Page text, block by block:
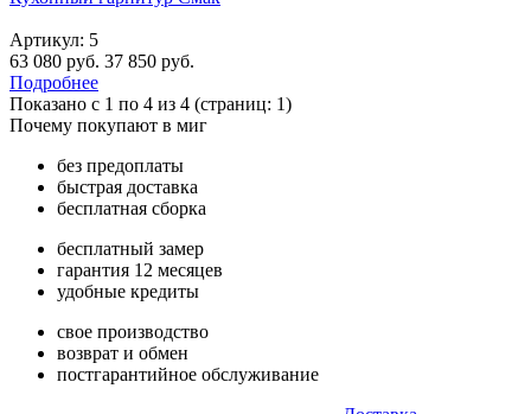
Артикул: 5
63 080 руб. 37 850 руб.
Подробнее
Показано с 1 по 4 из 4 (страниц: 1)
Почему покупают в миг
без предоплаты
быстрая доставка
бесплатная сборка
бесплатный замер
гарантия 12 месяцев
удобные кредиты
свое производство
возврат и обмен
постгарантийное обслуживание